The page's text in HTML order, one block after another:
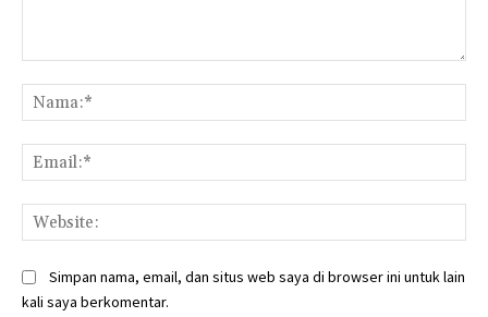
Simpan nama, email, dan situs web saya di browser ini untuk lain
kali saya berkomentar.